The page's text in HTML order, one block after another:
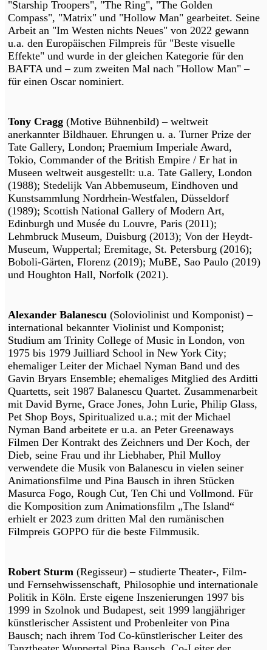
"Starship Troopers", "The Ring", "The Golden
Compass", "Matrix" und "Hollow Man" gearbeitet. Seine
Arbeit an "Im Westen nichts Neues" von 2022 gewann
u.a. den Europäischen Filmpreis für "Beste visuelle
Effekte" und wurde in der gleichen Kategorie für den
BAFTA und – zum zweiten Mal nach "Hollow Man" –
für einen Oscar nominiert.
Tony Cragg (Motive Bühnenbild) – weltweit
anerkannter Bildhauer. Ehrungen u. a. Turner Prize der
Tate Gallery, London; Praemium Imperiale Award,
Tokio, Commander of the British Empire / Er hat in
Museen weltweit ausgestellt: u.a. Tate Gallery, London
(1988); Stedelijk Van Abbemuseum, Eindhoven und
Kunstsammlung Nordrhein-Westfalen, Düsseldorf
(1989); Scottish National Gallery of Modern Art,
Edinburgh und Musée du Louvre, Paris (2011);
Lehmbruck Museum, Duisburg (2013); Von der Heydt-
Museum, Wuppertal; Eremitage, St. Petersburg (2016);
Boboli-Gärten, Florenz (2019); MuBE, Sao Paulo (2019)
und Houghton Hall, Norfolk (2021).
Alexander Balanescu (Soloviolinist und Komponist) –
international bekannter Violinist und Komponist;
Studium am Trinity College of Music in London, von
1975 bis 1979 Juilliard School in New York City;
ehemaliger Leiter der Michael Nyman Band und des
Gavin Bryars Ensemble; ehemaliges Mitglied des Arditti
Quartetts, seit 1987 Balanescu Quartet. Zusammenarbeit
mit David Byrne, Grace Jones, John Lurie, Philip Glass,
Pet Shop Boys, Spiritualized u.a.; mit der Michael
Nyman Band arbeitete er u.a. an Peter Greenaways
Filmen Der Kontrakt des Zeichners und Der Koch, der
Dieb, seine Frau und ihr Liebhaber, Phil Mulloy
verwendete die Musik von Balanescu in vielen seiner
Animationsfilme und Pina Bausch in ihren Stücken
Masurca Fogo, Rough Cut, Ten Chi und Vollmond. Für
die Komposition zum Animationsfilm „The Island“
erhielt er 2023 zum dritten Mal den rumänischen
Filmpreis GOPPO für die beste Filmmusik.
Robert Sturm (Regisseur) – studierte Theater-, Film-
und Fernsehwissenschaft, Philosophie und internationale
Politik in Köln. Erste eigene Inszenierungen 1997 bis
1999 in Szolnok und Budapest, seit 1999 langjähriger
künstlerischer Assistent und Probenleiter von Pina
Bausch; nach ihrem Tod Co-künstlerischer Leiter des